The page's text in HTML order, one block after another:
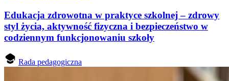
Edukacja zdrowotna w praktyce szkolnej – zdrowy
styl życia, aktywność fizyczna i bezpieczeństwo w
codziennym funkcjonowaniu szkoły
Rada pedagogiczna